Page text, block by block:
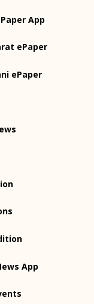
App
ePaper
ePaper
App